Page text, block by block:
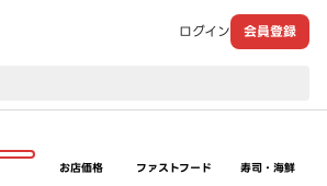
ログイン 会員登録
お店価格 ファストフード 寿司・海鮮